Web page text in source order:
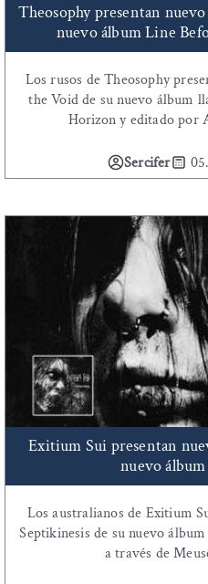
Theosophy presentan
nuevo álbum Line
Los rusos de Theosophy
the Void de su nuevo álbum
Horizon y editado por
Sercifer
Exitium Sui presentan
nuevo
Los australianos de Exitium
Septikinesis de su nuevo
a través de